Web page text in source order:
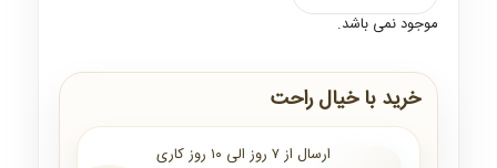
موجود نمی باشد.
خرید با خیال راحت
ارسال از ۷ روز الی ۱۰ روز کاری